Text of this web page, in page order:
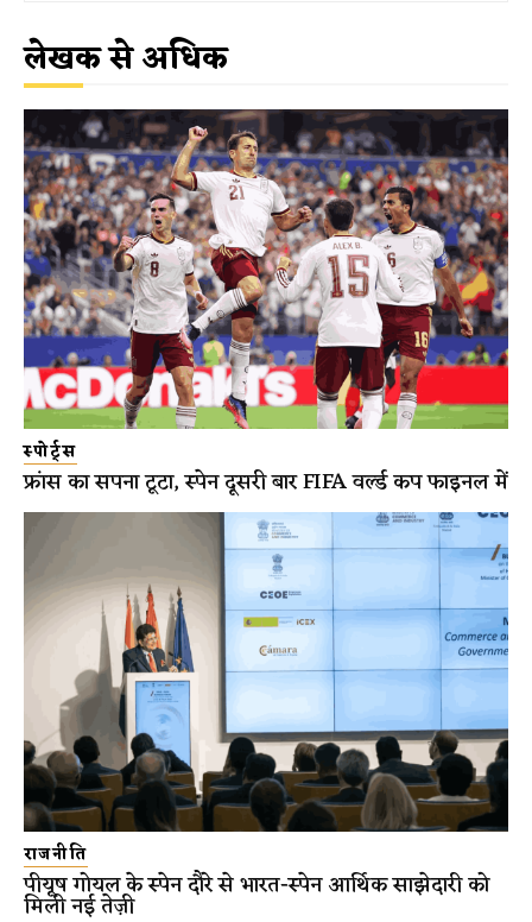
लेखक से अधिक
स्पोर्ट्स
फ्रांस का सपना टूटा, स्पेन दूसरी बार FIFA वर्ल्ड कप फाइनल में
राजनीति
पीयूष गोयल के स्पेन दौरे से भारत-स्पेन आर्थिक साझेदारी को
मिली नई तेज़ी